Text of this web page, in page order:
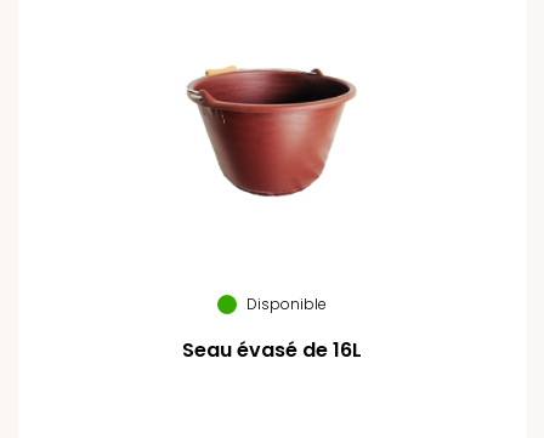
Disponible
Seau évasé de 16L